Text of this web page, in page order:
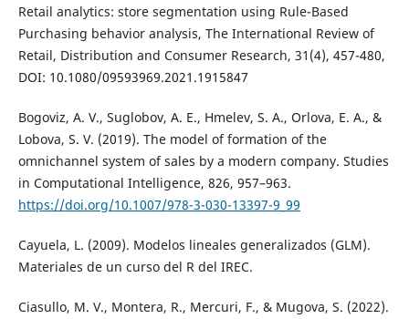
Retail analytics: store segmentation using Rule-Based
Purchasing behavior analysis, The International Review of
Retail, Distribution and Consumer Research, 31(4), 457-480,
DOI: 10.1080/09593969.2021.1915847
Bogoviz, A. V., Suglobov, A. E., Hmelev, S. A., Orlova, E. A., &
Lobova, S. V. (2019). The model of formation of the
omnichannel system of sales by a modern company. Studies
in Computational Intelligence, 826, 957–963.
https://doi.org/10.1007/978-3-030-13397-9_99
Cayuela, L. (2009). Modelos lineales generalizados (GLM).
Materiales de un curso del R del IREC.
Ciasullo, M. V., Montera, R., Mercuri, F., & Mugova, S. (2022).